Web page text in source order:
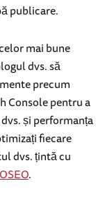
publicare.
mai bune
dvs. să
precum
Console pentru a
și performanța
fiecare
dvs. țintă cu
.